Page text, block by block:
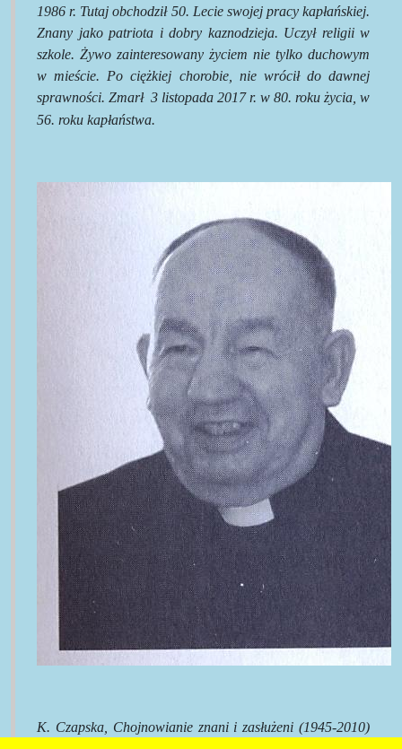
1986 r. Tutaj obchodził 50. Lecie swojej pracy kapłańskiej.
Znany jako patriota i dobry kaznodzieja. Uczył religii w
szkole. Żywo zainteresowany życiem nie tylko duchowym
w mieście. Po ciężkiej chorobie, nie wrócił do dawnej
sprawności. Zmarł 3 listopada 2017 r. w 80. roku życia, w
56. roku kapłaństwa.
K. Czapska, Chojnowianie znani i zasłużeni (1945-2010)